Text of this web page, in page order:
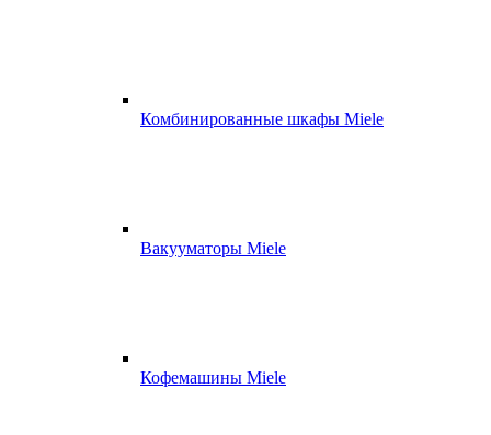
Комбинированные шкафы Miele
Вакууматоры Miele
Кофемашины Miele